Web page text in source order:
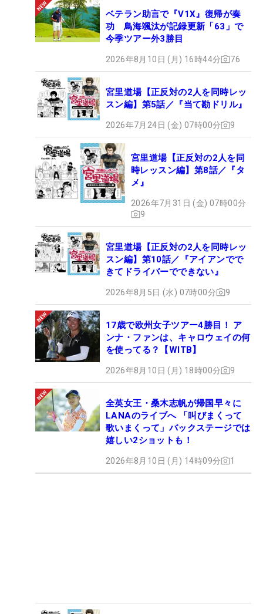
ベテラン助言で『V1X』復帰が奏
功 鳥海颯汰が記録更新「63」で
今季ツアー外3勝目
2026年8月10日 (月) 16時44分 76
宮里道場【正反対の2人を同時レッ
スン編】第5話／『当て勘ドリル』
2026年7月24日 (金) 07時00分 9
宮里道場【正反対の2人を同
時レッスン編】第8話／『タ
メ』
2026年7月31日 (金) 07時00分
9
宮里道場【正反対の2人を同時レッ
スン編】第10話／『アイアンでで
きてドライバーでできない』
2026年8月5日 (水) 07時00分 9
17歳で欧州女子ツアー4勝目！ ア
ンナ・ファンは、キャロウェイの何
を使ってる？【WITB】
2026年8月10日 (月) 18時00分 9
全英女王・桑木志帆が帰国早々に
LANAのライブへ 「叫びまくって
歌いまくって」バックステージでは
嬉しい2ショットも！
2026年8月10日 (月) 14時09分 1